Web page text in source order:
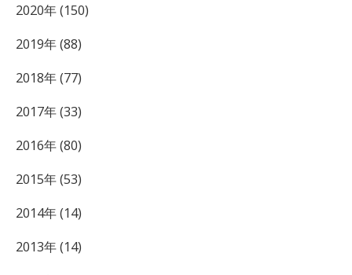
2020年 (150)
2019年 (88)
2018年 (77)
2017年 (33)
2016年 (80)
2015年 (53)
2014年 (14)
2013年 (14)